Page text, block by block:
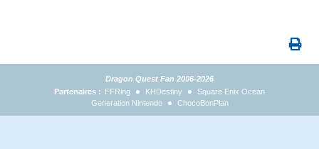
Dragon Quest Fan 2006-2026
Partenaires : FFRing KHDestiny
Square Enix Ocean
Generation Nintendo
ChocoBonPlan